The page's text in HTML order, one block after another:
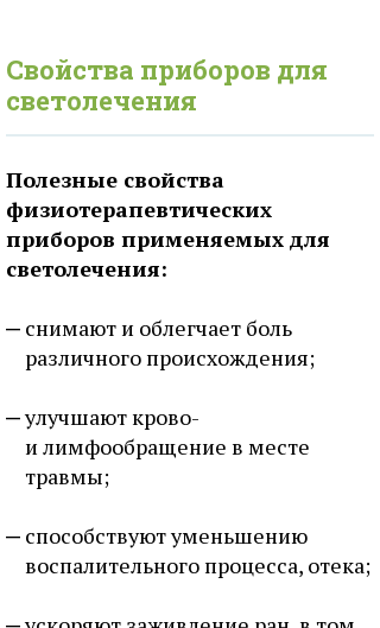
Свойства приборов для
светолечения
Полезные свойства
физиотерапевтических
приборов применяемых для
светолечения:
снимают и облегчает боль
различного происхождения;
улучшают крово-
и лимфообращение в месте
травмы;
способствуют уменьшению
воспалительного процесса, отека;